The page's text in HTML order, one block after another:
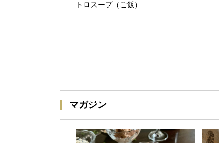
トロスープ（ご飯）
マガジン